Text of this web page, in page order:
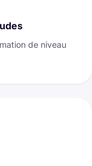
de niveau